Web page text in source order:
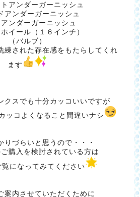
アンダーガーニッシュ
ンダーガーニッシュ
ンダーガーニッシュ
イール（１６インチ）
（バルブ）
練された存在感をもたらしてくれ
ます
クスでも十分カッコいいですが
ッコよくなること間違いナシ
りづらいと思うので・・・
購入を検討されている方は
になってみてください
案内させていただくために